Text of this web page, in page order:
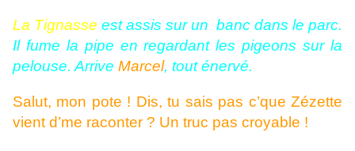
La Tignasse est assis sur un banc dans le parc.
Il fume la pipe en regardant les pigeons sur la
pelouse. Arrive Marcel, tout énervé.
Salut, mon pote ! Dis, tu sais pas c’que Zézette
vient d’me raconter ? Un truc pas croyable !